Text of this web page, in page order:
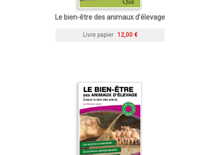
Le bien-être des animaux d'élevage
Livre papier 12,00 €